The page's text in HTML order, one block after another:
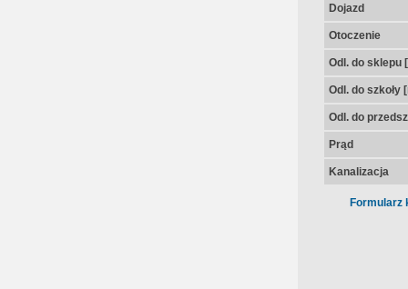
Dojazd
Otoczenie
Odl. do sklepu
Odl. do szkoły
Odl. do
Prąd
Kanalizacja
Formularz